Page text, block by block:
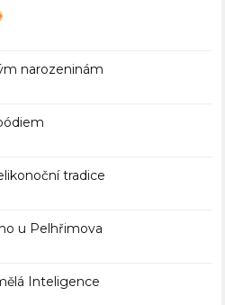
narozeninám
tradice
u Pelhřimova
Inteligence